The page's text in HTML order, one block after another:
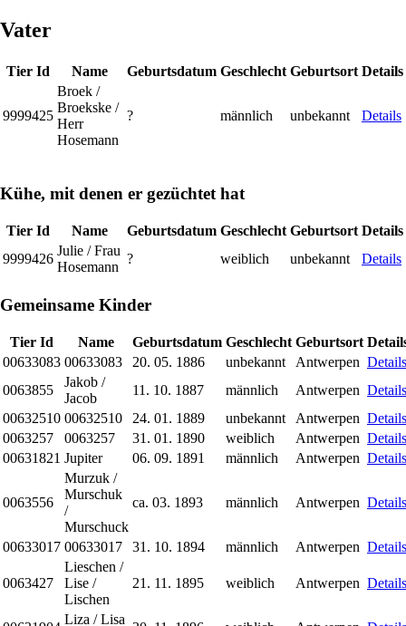
Vater
Tier Id Name Geburtsdatum Geschlecht Geburtsort Details
9999425
Broek /
Broekske /
Herr
Hosemann
? männlich unbekannt Details
Kühe, mit denen er gezüchtet hat
Tier Id Name Geburtsdatum Geschlecht Geburtsort Details
9999426
Julie / Frau
Hosemann
? weiblich unbekannt Details
Gemeinsame Kinder
Tier Id Name Geburtsdatum Geschlecht Geburtsort
00633083 00633083 20. 05. 1886 unbekannt Antwerpen Details
0063855
Jakob /
Jacob
11. 10. 1887 männlich Antwerpen Details
00632510 00632510 24. 01. 1889 unbekannt Antwerpen Details
0063257
0063257 31. 01. 1890 weiblich Antwerpen Details
00631821 Jupiter 06. 09. 1891 männlich Antwerpen Details
0063556
Murzuk /
Murschuk
/
Murschuck
ca. 03. 1893 männlich Antwerpen Details
00633017 00633017 31. 10. 1894 männlich Antwerpen Details
0063427
Lieschen /
Lise /
Lischen
21. 11. 1895 weiblich Antwerpen Details
Liza / Lisa